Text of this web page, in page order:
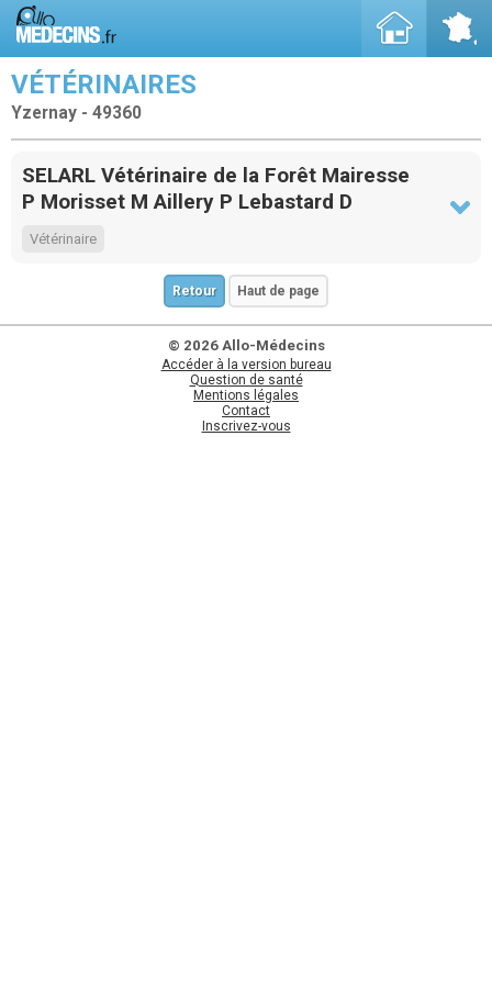
VÉTÉRINAIRES
Yzernay - 49360
SELARL Vétérinaire de la Forêt Mairesse
P Morisset M Aillery P Lebastard D
Vétérinaire
Retour Haut de page
© 2026 Allo-Médecins
Accéder à la version bureau
Question de santé
Mentions légales
Contact
Inscrivez-vous